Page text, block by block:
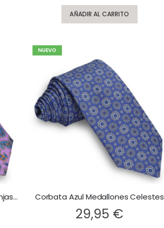
AÑADIR AL CARRITO
Corbata Malva Cachemires Naranjas y Azules
NUEVO
Corbata Azul Medallones Celestes
29,95 €